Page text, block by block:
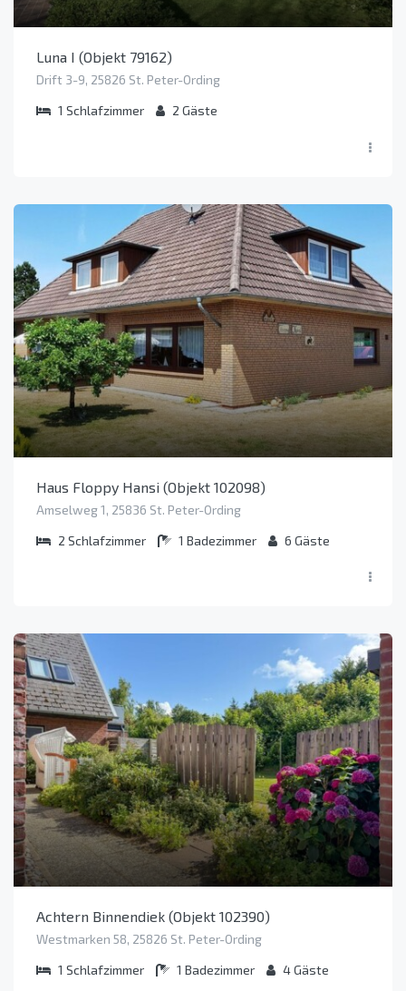
Luna I (Objekt 79162)
Drift 3-9, 25826 St. Peter-Ording
1 Schlafzimmer 2 Gäste
Haus Floppy Hansi (Objekt 102098)
Amselweg 1, 25836 St. Peter-Ording
2 Schlafzimmer 1 Badezimmer 6 Gäste
Achtern Binnendiek (Objekt 102390)
Westmarken 58, 25826 St. Peter-Ording
1 Schlafzimmer 1 Badezimmer 4Gäste